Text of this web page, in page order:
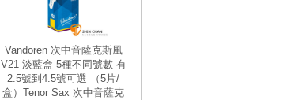
Vandoren 次中音薩克斯風
V21 淡藍盒 5種不同號數 有
2.5號到4.5號可選 （5片/
盒）Tenor Sax 次中音薩克